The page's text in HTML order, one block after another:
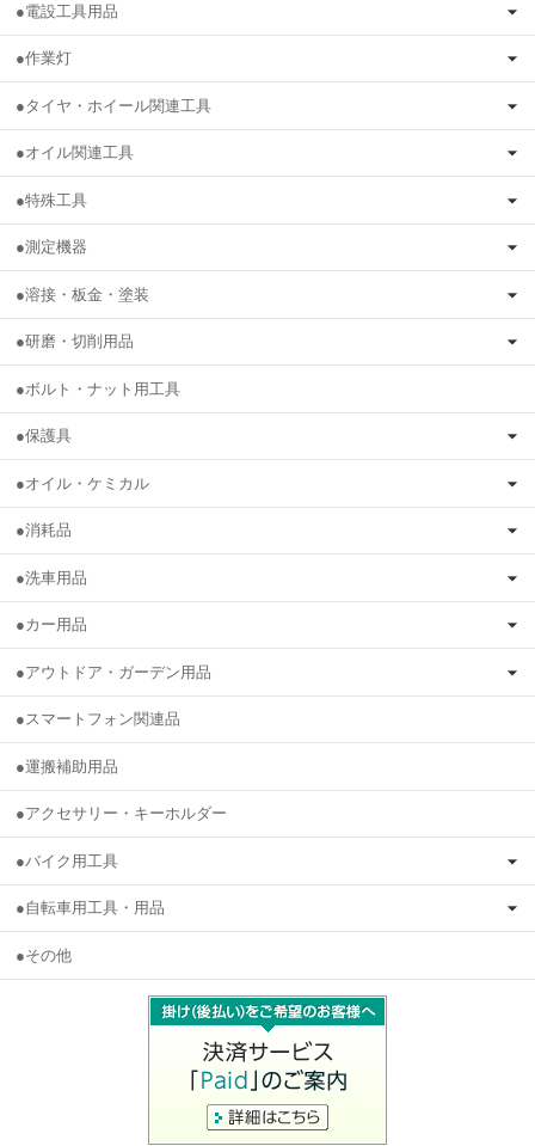
●電設工具用品
●作業灯
●タイヤ・ホイール関連工具
●オイル関連工具
●特殊工具
●測定機器
●溶接・板金・塗装
●研磨・切削用品
●ボルト・ナット用工具
●保護具
●オイル・ケミカル
●消耗品
●洗車用品
●カー用品
●アウトドア・ガーデン用品
●スマートフォン関連品
●運搬補助用品
●アクセサリー・キーホルダー
●バイク用工具
●自転車用工具・用品
●その他